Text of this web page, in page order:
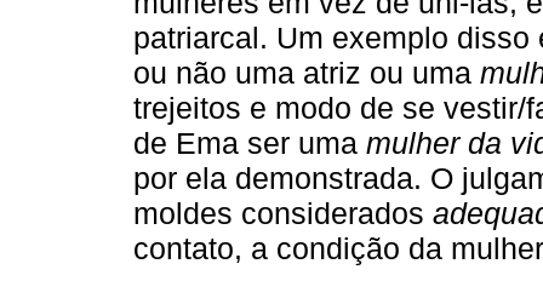
patriarcal. Um exemplo
ou não uma atriz ou uma
trejeitos e modo de se vestir/
de Ema ser uma mulher da
por ela demonstrada. O
moldes considerados
contato, a condição da